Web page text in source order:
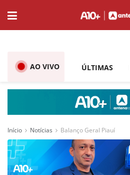
AO VIVO ÚLTIMAS
Início Notícias Balanço Geral Piauí